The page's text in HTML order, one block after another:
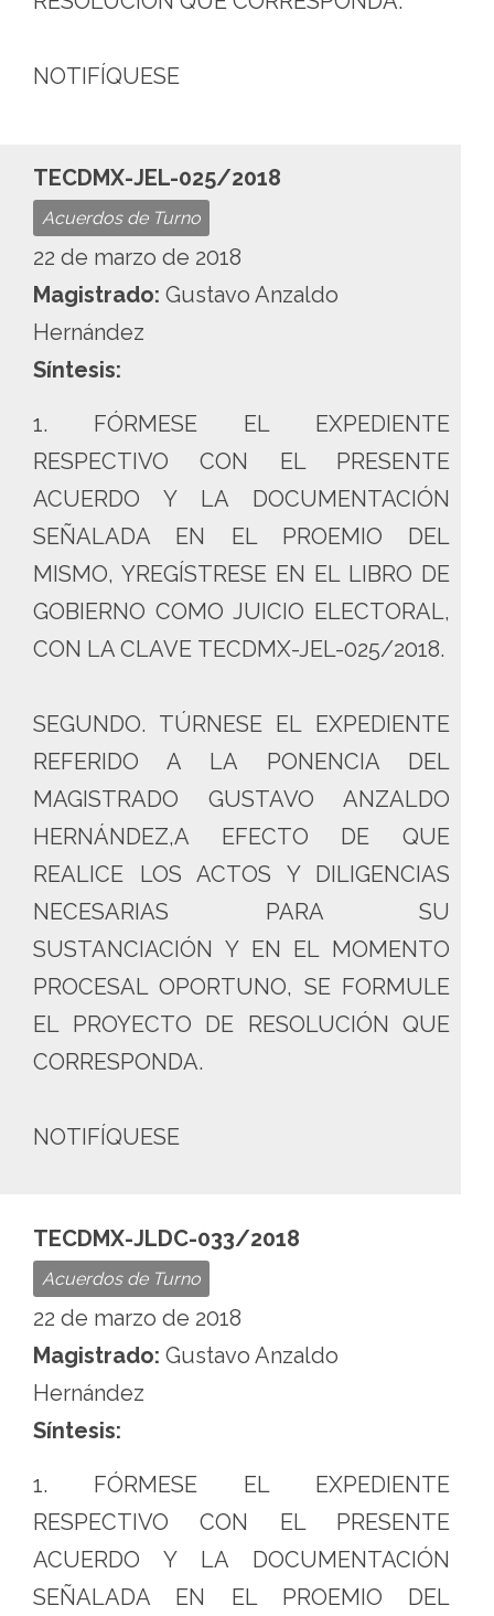
NOTIFÍQUESE
TECDMX-JEL-025/2018
Acuerdos de Turno
22 de marzo de 2018
Magistrado: Gustavo Anzaldo
Hernández
Síntesis:
1. FÓRMESE EL EXPEDIENTE
RESPECTIVO CON EL PRESENTE
ACUERDO Y LA DOCUMENTACIÓN
SEÑALADA EN EL PROEMIO DEL
MISMO, YREGÍSTRESE EN EL LIBRO DE
GOBIERNO COMO JUICIO ELECTORAL,
CON LA CLAVE TECDMX-JEL-025/2018.
SEGUNDO. TÚRNESE EL EXPEDIENTE
REFERIDO A LA PONENCIA DEL
MAGISTRADO GUSTAVO ANZALDO
HERNÁNDEZ,A EFECTO DE QUE
REALICE LOS ACTOS Y DILIGENCIAS
NECESARIAS PARA SU
SUSTANCIACIÓN Y EN EL MOMENTO
PROCESAL OPORTUNO, SE FORMULE
EL PROYECTO DE RESOLUCIÓN QUE
CORRESPONDA.
NOTIFÍQUESE
TECDMX-JLDC-033/2018
Acuerdos de Turno
22 de marzo de 2018
Magistrado: Gustavo Anzaldo
Hernández
Síntesis:
1. FÓRMESE EL EXPEDIENTE
RESPECTIVO CON EL PRESENTE
ACUERDO Y LA DOCUMENTACIÓN
SEÑALADA EN EL PROEMIO DEL